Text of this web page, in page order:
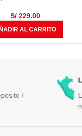
S/ 229.00
AL CARRITO
/